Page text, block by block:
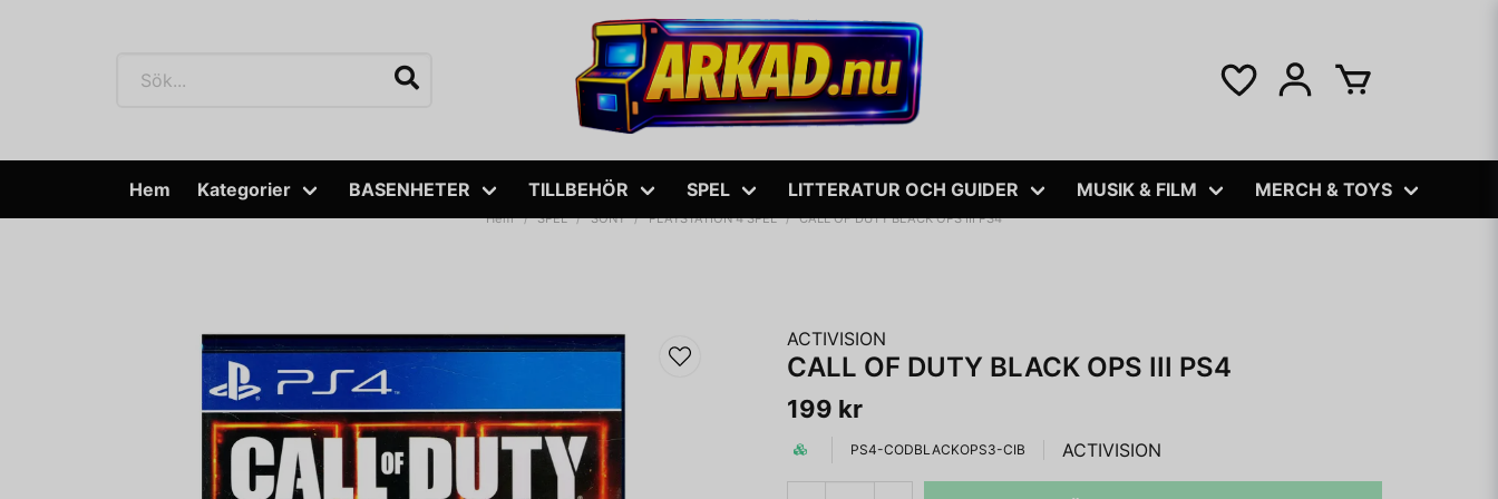
Hem Kategorier BASENHETER TILLBEHÖR SPEL LITTERATUR OCH GUIDER MUSIK & FILM MERCH & TOYS
Hem SPEL SONY PLAYSTATION 4 SPEL CALL OF DUTY BLACK OPS III PS4
ACTIVISION
CALL OF DUTY BLACK OPS III PS4
199 kr
PS4-CODBLACKOPS3-CIB ACTIVISION